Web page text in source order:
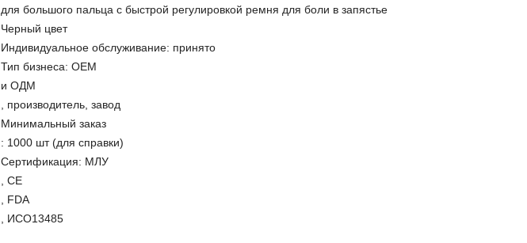
для большого пальца с быстрой регулировкой ремня для боли в запястье
Черный цвет
Индивидуальное обслуживание: принято
Тип бизнеса: ОЕМ
и ОДМ
, производитель, завод
Минимальный заказ
: 1000 шт (для справки)
Сертификация: МЛУ
, CE
, FDA
, ИСО13485